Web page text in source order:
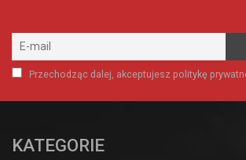
Przechodząc dalej, akceptujesz politykę
KATEGORIE